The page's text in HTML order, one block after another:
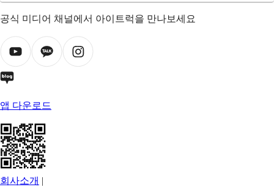
공식 미디어 채널에서 아이트럭을 만나보세요
앱 다운로드
회사소개 |